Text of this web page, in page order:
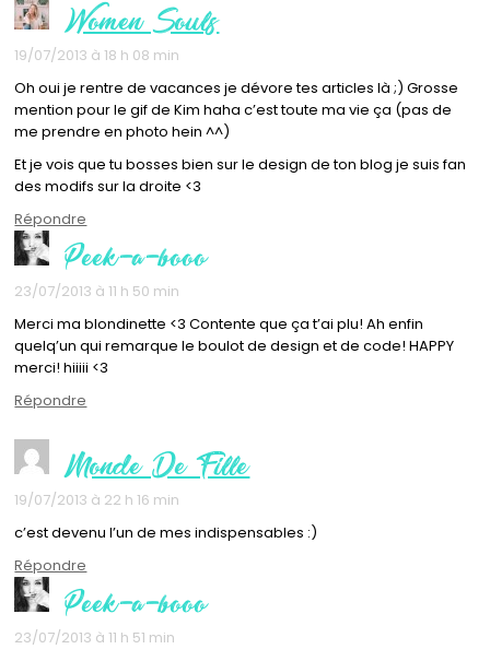
Women Souls
19/07/2013 à 18 h 08 min
Oh oui je rentre de vacances je dévore tes articles là ;) Grosse
mention pour le gif de Kim haha c’est toute ma vie ça (pas de
me prendre en photo hein ^^)
Et je vois que tu bosses bien sur le design de ton blog je suis fan
des modifs sur la droite <3
Répondre
Peek-a-booo
23/07/2013 à 11 h 50 min
Merci ma blondinette <3 Contente que ça t’ai plu! Ah enfin
quelq’un qui remarque le boulot de design et de code! HAPPY
merci! hiiiii <3
Répondre
Monde De Fille
19/07/2013 à 22 h 16 min
c’est devenu l’un de mes indispensables :)
Répondre
Peek-a-booo
23/07/2013 à 11 h 51 min